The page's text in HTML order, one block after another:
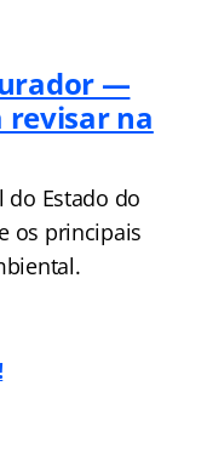
—
revisar na
do Estado do
os principais